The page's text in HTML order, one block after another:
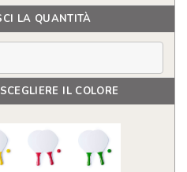
LA QUANTITÀ
IL COLORE